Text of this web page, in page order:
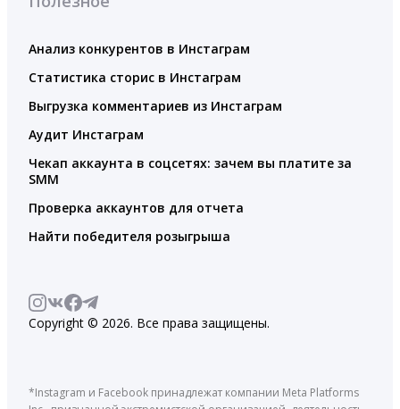
Анализ конкурентов в Инстаграм
Статистика сторис в Инстаграм
Выгрузка комментариев из Инстаграм
Аудит Инстаграм
Чекап аккаунта в соцсетях: зачем вы платите за
SMM
Проверка аккаунтов для отчета
Найти победителя розыгрыша
Copyright © 2026. Все права защищены.
*Instagram и Facebook принадлежат компании Meta Platforms